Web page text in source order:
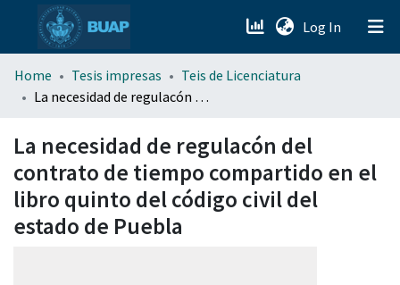
Log In (current)
menu.section.about_menu
Home Tesis impresas
Teis de Licenciatura
La necesidad de regulacón del contrato de tiempo compartido en el libro quinto del código civil del estado de Puebla
La necesidad de regulacón del
contrato de tiempo compartido en el
libro quinto del código civil del
estado de Puebla